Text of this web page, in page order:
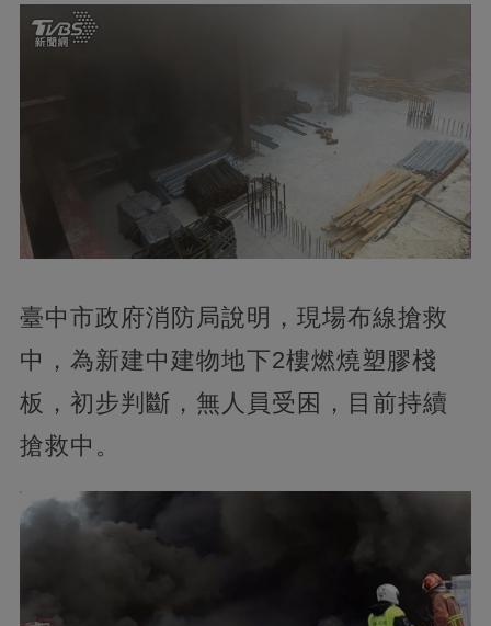
臺中市政府消防局說明，現場布線搶救
中，為新建中建物地下2樓燃燒塑膠棧
板，初步判斷，無人員受困，目前持續
搶救中。